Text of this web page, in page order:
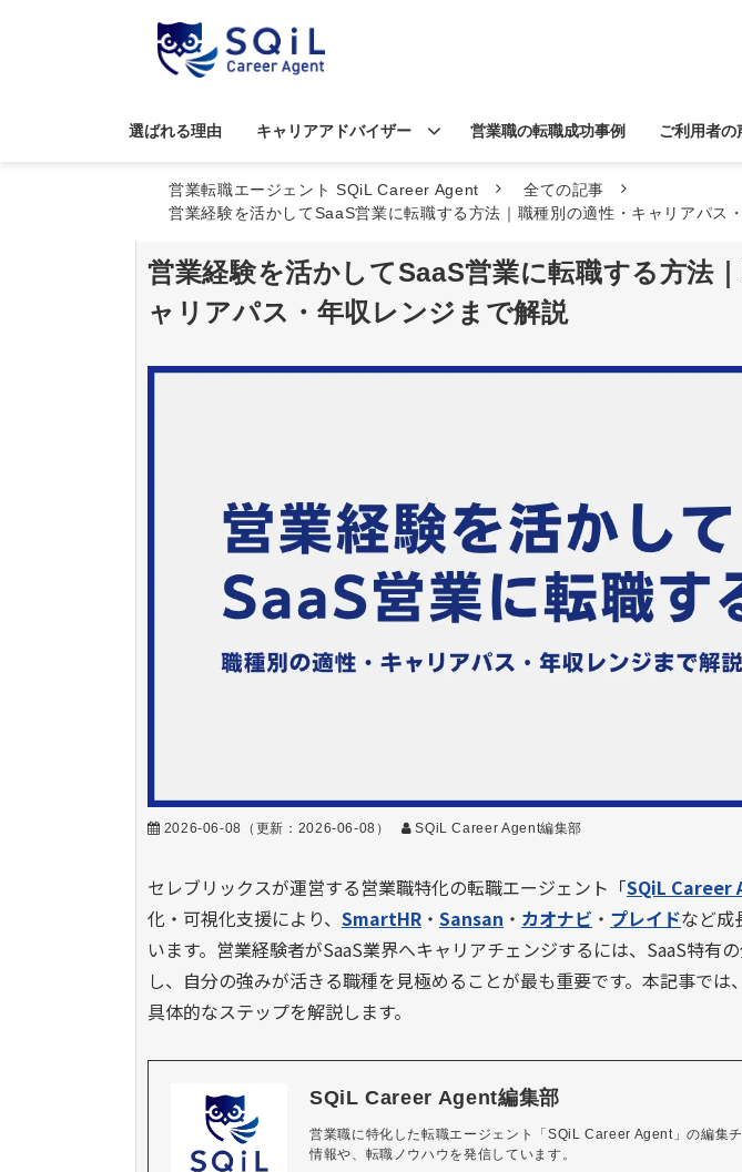
選ばれる理由 キャリアアドバイザー 営業職の転職成功事例 ご利用者の
営業転職エージェント SQiL Career Agent
全ての記事
営業経験を活かしてSaaS営業に転職する方法｜職種別の適性・キャリアパス
営業経験を活かしてSaaS営業に転職する方法
ャリアパス・年収レンジまで解説
2026-06-08 （更新： 2026-06-08 ） SQiL Career Agent編集部
セレブリックスが運営する営業職特化の転職エージェント「SQiL Career
化・可視化支援により、 SmartHR ・ Sansan ・ カオナビ ・ プレイドなど成
います。営業経験者がSaaS業界へキャリアチェンジするには、SaaS特有
し、自分の強みが活きる職種を見極めることが最も重要です。本記事で
具体的なステップを解説します。
SQiL Career Agent編集部
営業職に特化した転職エージェント「SQiL Career Agent」の編集